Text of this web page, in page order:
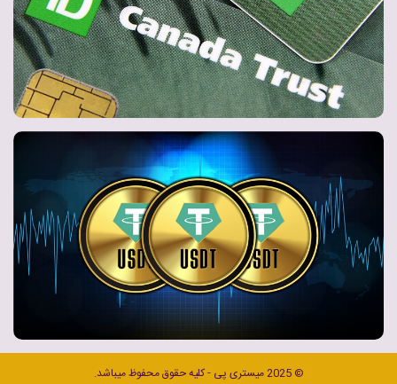
© 2025 میستری پی - کلیه حقوق محفوظ میباشد.